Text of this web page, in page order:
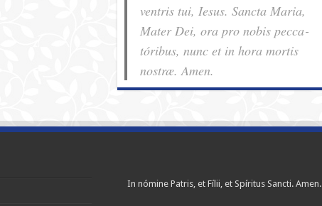
ventris tui, Iesus. Sancta Maria,
Mater Dei, ora pro nobis pec­ca­
tóribus, nunc et in hora mortis
nostræ. Amen.
In nómine Patris, et Fílii, et Spíritus Sancti. Amen.